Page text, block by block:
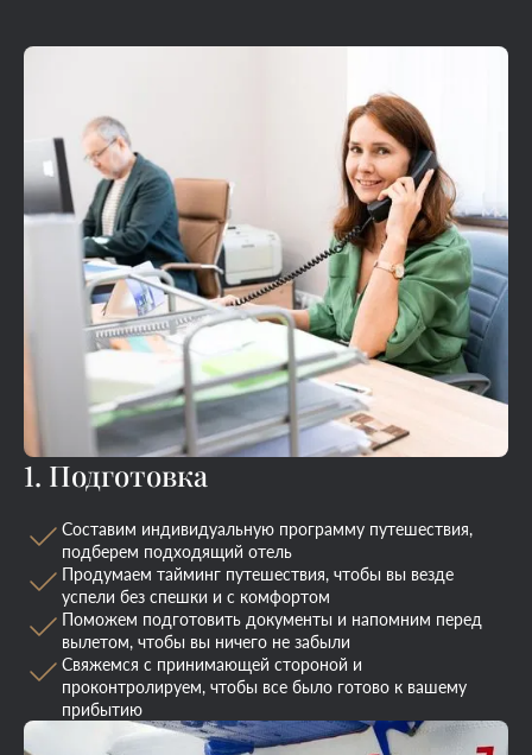
1. Подготовка
Составим индивидуальную программу путешествия,
подберем подходящий отель
Продумаем тайминг путешествия, чтобы вы везде
успели без спешки и с комфортом
Поможем подготовить документы и напомним перед
вылетом, чтобы вы ничего не забыли
Свяжемся с принимающей стороной и
проконтролируем, чтобы все было готово к вашему
прибытию